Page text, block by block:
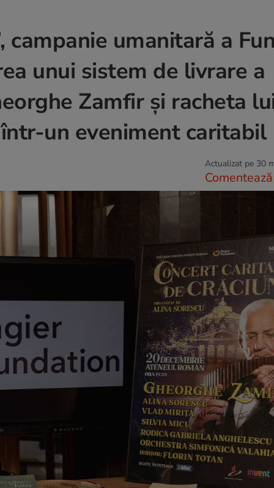
campanie umanitară a
unui sistem de livrare a
Zamfir și racheta
un eveniment caritabil
Actualizat pe 30
Comentează